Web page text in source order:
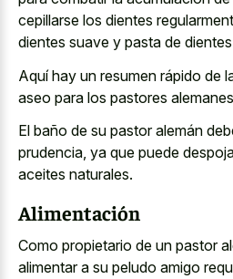
cepillarse los dientes
dientes suave y pasta de
Aquí hay un resumen rápido de
aseo para los pastores
El baño de su pastor alemán
prudencia, ya que puede
aceites naturales.
Alimentación
Como propietario de un pastor
alimentar a su peludo amigo